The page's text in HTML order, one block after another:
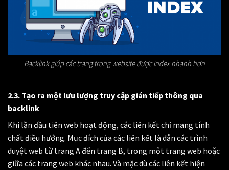
Backlink giúp các trang trong website được index nhanh hơn
2.3. Tạo ra một lưu lượng truy cập gián tiếp thông qua
backlink
Khi lần đầu tiên web hoạt động, các liên kết chỉ mang tính
chất điều hướng. Mục đích của các liên kết là dẫn các trình
duyệt web từ trang A đến trang B, trong một trang web hoặc
giữa các trang web khác nhau. Và mặc dù các liên kết hiện